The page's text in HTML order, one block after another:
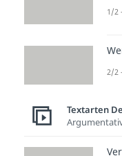
1/2
2/2
Textarten